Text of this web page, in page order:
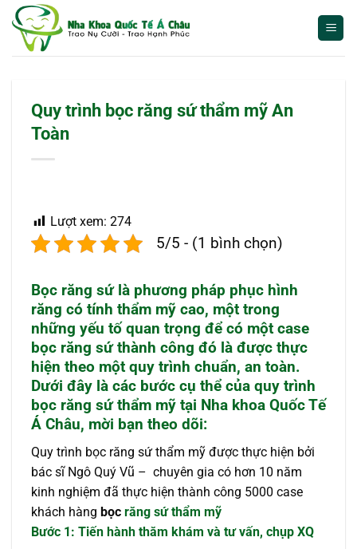
qua
Quy trình bọc răng sứ thẩm mỹ An
Toàn
Lượt xem: 274
5/5 - (1 bình chọn)
Bọc răng sứ là phương pháp phục hình
răng có tính thẩm mỹ cao, một trong
những yếu tố quan trọng để có một case
bọc răng sứ thành công đó là được thực
hiện theo một quy trình chuẩn, an toàn.
Dưới đây là các bước cụ thể của quy trình
bọc răng sứ thẩm mỹ tại Nha khoa Quốc Tế
Á Châu, mời bạn theo dõi:
Quy trình bọc răng sứ thẩm mỹ được thực hiện bởi
bác sĩ Ngô Quý Vũ – chuyên gia có hơn 10 năm
kinh nghiệm đã thực hiện thành công 5000 case
khách hàng bọc răng sứ thẩm mỹ
Bước 1: Tiến hành thăm khám và tư vấn, chụp XQ